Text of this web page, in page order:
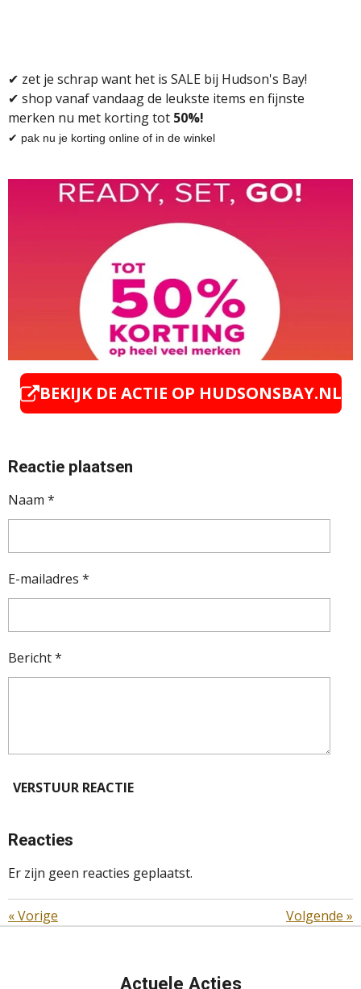
✔ zet je schrap want het is SALE bij Hudson's Bay!
✔ shop vanaf vandaag de leukste items en fijnste
merken nu met korting tot 50%!
✔ pak nu je korting online of in de winkel
BEKIJK DE ACTIE OP HUDSONSBAY.NL
Reactie plaatsen
Naam *
E-mailadres *
Bericht *
VERSTUUR REACTIE
Reacties
Er zijn geen reacties geplaatst.
«Vorige Volgende »
Actuele Acties